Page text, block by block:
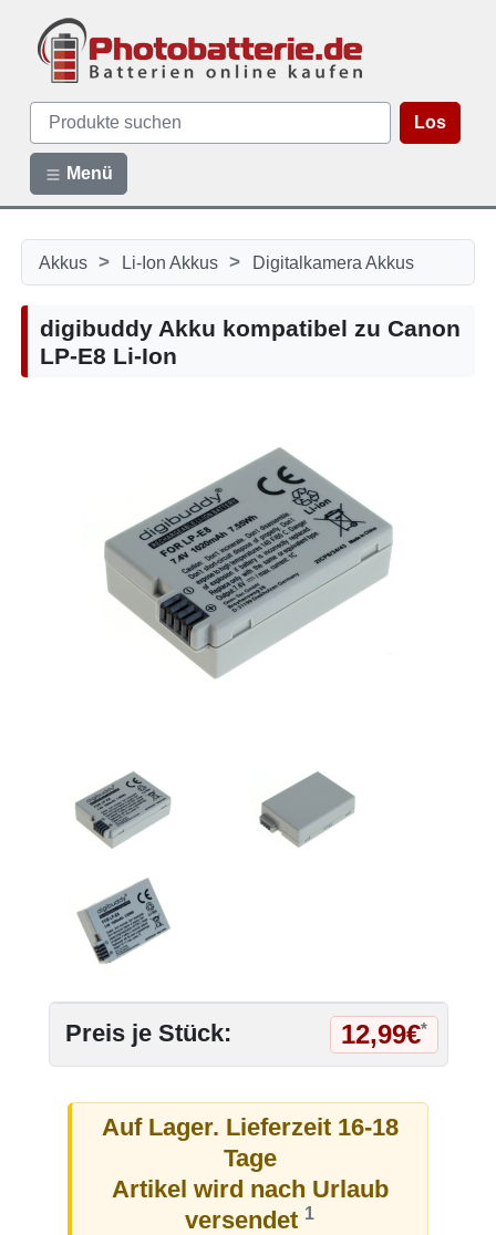
Los
Menü
Akkus > Li-Ion Akkus > Digitalkamera Akkus
digibuddy Akku kompatibel zu Canon
LP-E8 Li-Ion
Preis je Stück: 12,99€*
Auf Lager. Lieferzeit 16-18
Tage
Artikel wird nach Urlaub
versendet 1